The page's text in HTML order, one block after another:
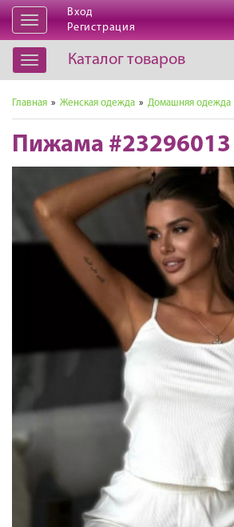
Открыть
навигацию
Вход
Регистрация
Открыть
навигацию
Каталог товаров
Главная » Женская одежда » Домашняя одежда
Пижама #23296013